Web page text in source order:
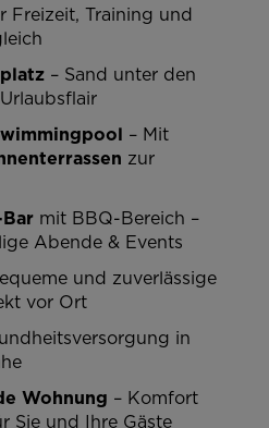
Freizeit, Training und
– Sand unter den
– Mit
zur
mit BBQ-Bereich –
Abende & Events
und zuverlässige
vor Ort
in
Wohnung – Komfort
Sie und Ihre Gäste